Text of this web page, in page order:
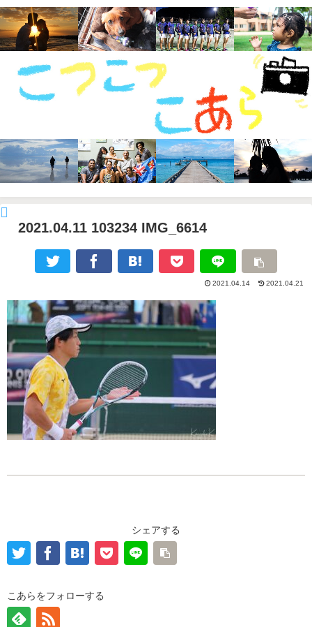
2021.04.11 103234 IMG_6614
2021.04.14 2021.04.21
シェアする
こあらをフォローする